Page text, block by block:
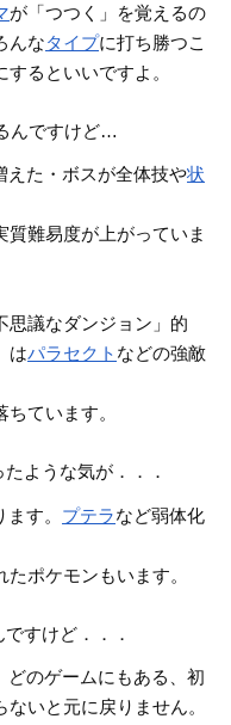
が「つつく」を覚えるの
んなタイプに打ち勝つこ
るといいですよ。
んですけど…
えた・ボスが全体技や状
質難易度が上がっていま
思議なダンジョン」的
はパラセクト などの強敵
落ちています。
ような気が．．．
す。 プテラなど弱体化
たポケモンもいます。
ですけど．．．
どのゲームにもある、初
いと元に戻りません。